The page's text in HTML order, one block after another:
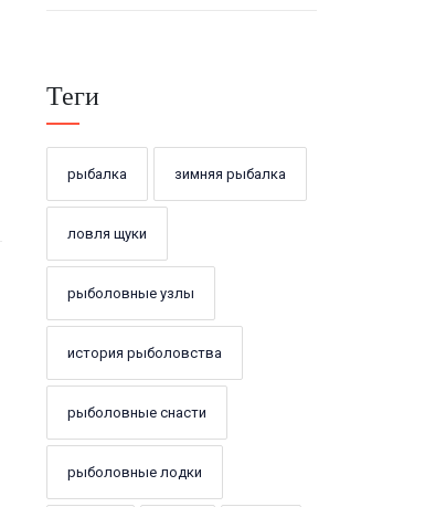
Теги
рыбалка зимняя рыбалка
ловля щуки
рыболовные узлы
история рыболовства
рыболовные снасти
рыболовные лодки